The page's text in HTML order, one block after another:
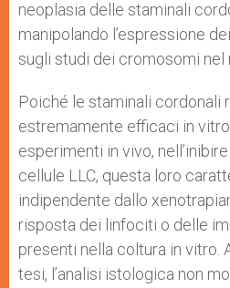
neoplasia delle staminali
manipolando l’espressione
sugli studi dei cromosomi nel
Poiché le staminali cordonali
estremamente efficaci in
esperimenti in vivo,
cellule LLC, questa loro
indipendente dallo
risposta dei linfociti o delle
presenti nella coltura in vitro.
tesi, l’analisi istologica non